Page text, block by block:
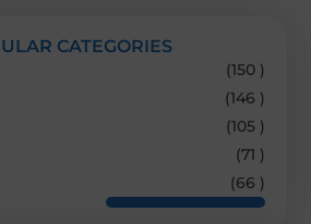
CATEGORIES
(150 )
(146 )
(105 )
(71 )
(66 )